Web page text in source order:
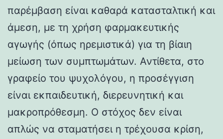
παρέμβαση είναι καθαρά κατασταλτική και
άμεση, με τη χρήση φαρμακευτικής
αγωγής (όπως ηρεμιστικά) για τη βίαιη
μείωση των συμπτωμάτων. Αντίθετα, στο
γραφείο του ψυχολόγου, η προσέγγιση
είναι εκπαιδευτική, διερευνητική και
μακροπρόθεσμη. Ο στόχος δεν είναι
απλώς να σταματήσει η τρέχουσα κρίση,